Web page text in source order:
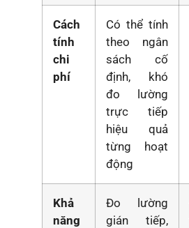
Cách
tính
chi
phí
Có thể tính
theo ngân
sách cố
định, khó
đo lường
trực tiếp
hiệu quả
từng hoạt
động
Khả
năng
Đo lường
gián tiếp,